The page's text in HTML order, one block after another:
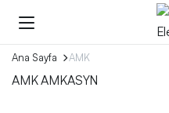
Ana Sayfa AMK
AMK AMKASYN